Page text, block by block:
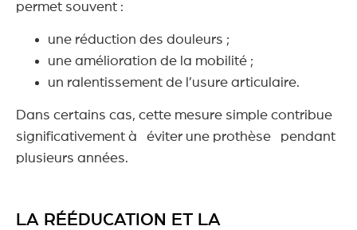
permet souvent :
une réduction des douleurs ;
une amélioration de la mobilité ;
un ralentissement de l’usure articulaire.
Dans certains cas, cette mesure simple contribue
significativement à éviter une prothèse pendant
plusieurs années.
LA RÉÉDUCATION ET LA